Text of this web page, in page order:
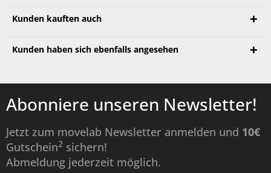
Kunden kauften auch
Kunden haben sich ebenfalls angesehen
Abonniere unseren Newsletter!
Jetzt zum movelab Newsletter anmelden und 10€
Gutschein2 sichern!
Abmeldung jederzeit möglich.